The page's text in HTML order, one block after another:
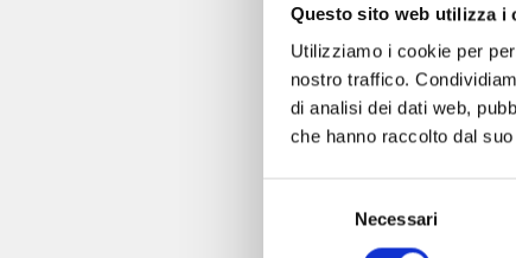
Questo sito web utilizza i
Utilizziamo i cookie per
nostro traffico.
di analisi dei dati web,
che hanno raccolto dal
Necessari